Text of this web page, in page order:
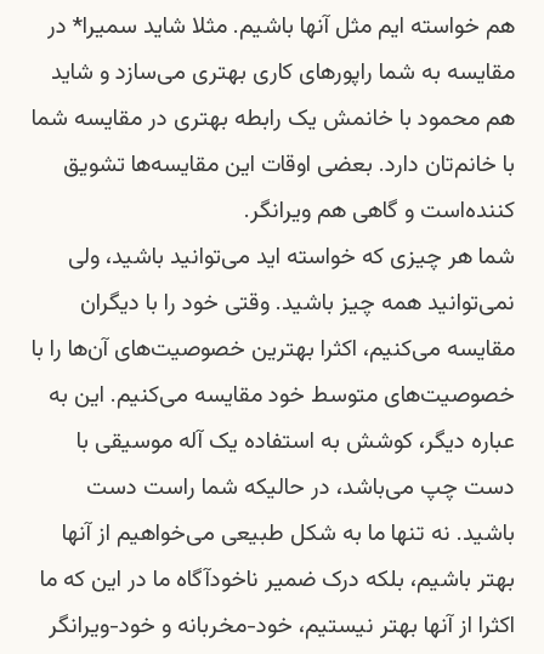
هم خواسته ایم مثل آنها باشیم. مثلا شاید سمیرا* در
مقایسه به شما راپورهای کاری بهتری می‌سازد و شاید
هم محمود با خانمش یک رابطه بهتری در مقایسه شما
با خانم‌تان دارد. بعضی اوقات این مقایسه‌ها تشویق
کننده‌است و گاهی هم ویرانگر.
شما هر چیزی که خواسته اید می‌توانید باشید، ولی
نمی‌توانید همه چیز باشید. وقتی خود را با دیگران
مقایسه می‌کنیم، اکثرا بهترین خصوصیت‌های آن‌ها را با
خصوصیت‌های متوسط خود مقایسه می‌کنیم. این به
عباره دیگر، کوشش به استفاده یک آله موسیقی با
دست چپ می‌باشد، در حالیکه شما راست دست
باشید. نه تنها ما به شکل طبیعی می‌خواهیم از آنها
بهتر باشیم، بلکه درک ضمیر ناخود‌‌آگاه ما در این که ما
اکثرا از آنها بهتر نیستیم، خود-مخربانه و خود‌-ویرانگر